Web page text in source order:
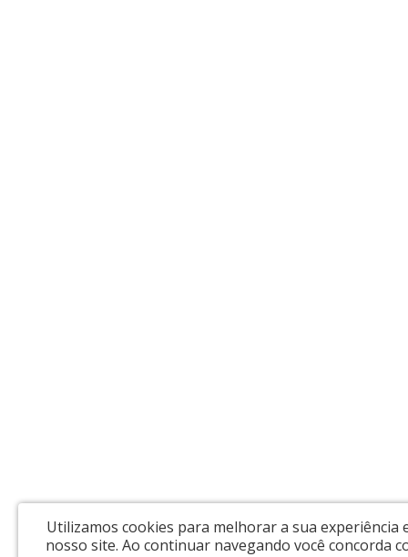
Utilizamos cookies para melhorar a sua experiência
nosso site. Ao continuar navegando você concorda